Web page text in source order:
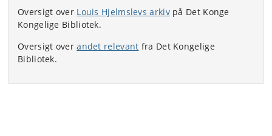
Oversigt over Louis Hjelmslevs arkivpå Det Konge
Kongelige Bibliotek.
Oversigt overandet relevant fra Det Kongelige
Bibliotek.